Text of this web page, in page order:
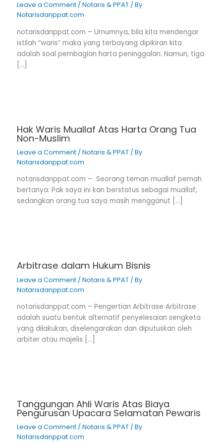
Leave a Comment /Notaris & PPAT / By
Notarisdanppat.com
notarisdanppat.com – Umumnya, bila kita mendengar
istilah “waris” maka yang terbayang dipikiran kita
adalah soal pembagian harta peninggalan. Namun, tiga
[…]
Hak Waris Muallaf Atas Harta Orang Tua
Non-Muslim
Leave a Comment /Notaris & PPAT / By
Notarisdanppat.com
notarisdanppat.com – Seorang teman muallaf pernah
bertanya: Pak saya ini kan berstatus sebagai muallaf,
sedangkan orang tua saya masih mengganut […]
Arbitrase dalam Hukum Bisnis
Leave a Comment /Notaris & PPAT / By
Notarisdanppat.com
notarisdanppat.com – Pengertian Arbitrase Arbitrase
adalah suatu bentuk alternatif penyelesaian sengketa
yang dilakukan, diselengarakan dan diputuskan oleh
arbiter atau majelis […]
Tanggungan Ahli Waris Atas Biaya
Pengurusan Upacara Selamatan Pewaris
Leave a Comment /Notaris & PPAT / By
Notarisdanppat.com